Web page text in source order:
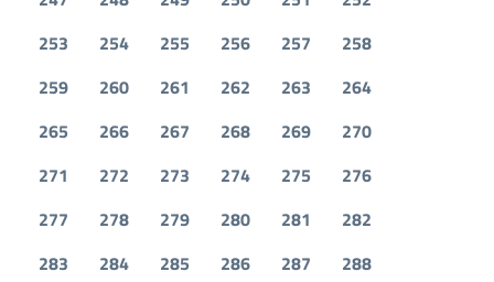
253
254 255 256 257
258
259
260 261 262 263
264
265
266 267 268 269
270
271
272 273 274 275
276
277
278 279 280 281
282
283
284 285 286 287
288